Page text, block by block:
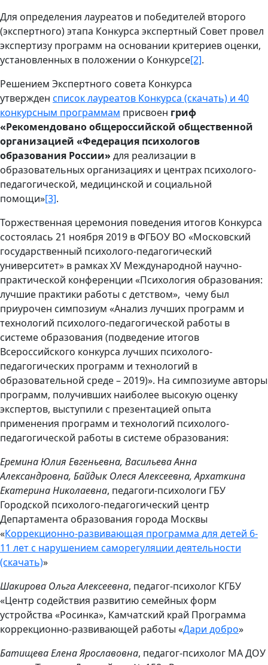
Для определения лауреатов и победителей второго
(экспертного) этапа Конкурса экспертный Совет провел
экспертизу программ на основании критериев оценки,
установленных в положении о Конкурсе[2].
Решением Экспертного совета Конкурса
утвержден список лауреатов Конкурса (скачать) и 40
конкурсным программам присвоен гриф
«Рекомендовано общероссийской общественной
организацией «Федерация психологов
образования России» для реализации в
образовательных организациях и центрах психолого-
педагогической, медицинской и социальной
помощи»[3].
Торжественная церемония поведения итогов Конкурса
состоялась 21 ноября 2019 в ФГБОУ ВО «Московский
государственный психолого-педагогический
университет» в рамках XV Международной научно-
практической конференции «Психология образования:
лучшие практики работы с детством», чему был
приурочен симпозиум «Анализ лучших программ и
технологий психолого-педагогической работы в
системе образования (подведение итогов
Всероссийского конкурса лучших психолого-
педагогических программ и технологий в
образовательной среде – 2019)». На симпозиуме авторы
программ, получивших наиболее высокую оценку
экспертов, выступили с презентацией опыта
применения программ и технологий психолого-
педагогической работы в системе образования:
Еремина Юлия Евгеньевна, Васильева Анна
Александровна, Байдык Олеся Алексеевна, Архаткина
Екатерина Николаевна, педагоги-психологи ГБУ
Городской психолого-педагогический центр
Департамента образования города Москвы
«Коррекционно-развивающая программа для детей 6-
11 лет с нарушением саморегуляции деятельности
(скачать)»
Шакирова Ольга Алексеевна, педагог-психолог КГБУ
«Центр содействия развитию семейных форм
устройства «Росинка», Камчатский край Программа
коррекционно-развивающей работы «Дари добро»
Батищева Елена Ярославовна, педагог-психолог МА ДОУ